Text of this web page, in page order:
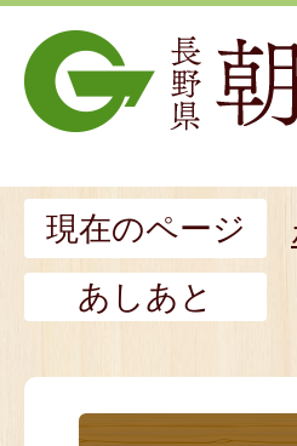
現在のページ
あしあと